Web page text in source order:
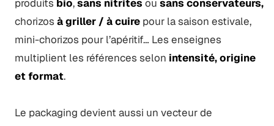
produits bio,sans nitrites ou sans conservateurs,
chorizosà griller / à cuirepour la saison estivale,
mini-chorizos pour l’apéritif… Les enseignes
multiplient les références selon intensité, origine
et format.
Le packaging devient aussi un vecteur de